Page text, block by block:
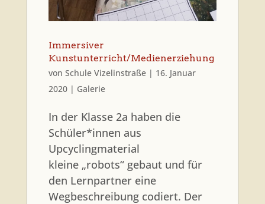
Immersiver
Kunstunterricht/Medienerziehung
von Schule Vizelinstraße| 16. Januar
2020| Galerie
In der Klasse 2a haben die
Schüler*innen aus
Upcyclingmaterial
kleine „robots“ gebaut und für
den Lernpartner eine
Wegbeschreibung codiert. Der